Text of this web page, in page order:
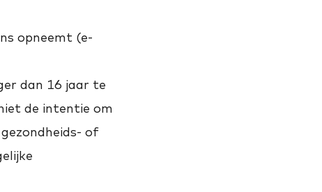
opneemt (e-
dan 16 jaar te
de intentie om
of